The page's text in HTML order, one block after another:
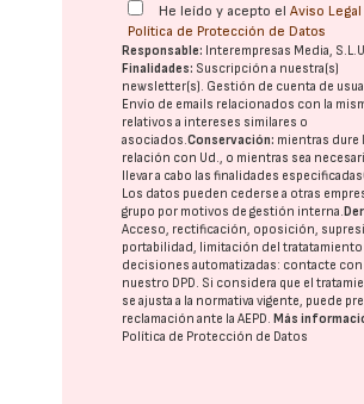
He leído y acepto elAviso Legal
Política de Protección de Datos
Responsable: Interempresas Media, S.L.U.
Finalidades: Suscripción a nuestra(s)
newsletter(s). Gestión de cuenta de
Envío de emails relacionados con la
relativos a intereses similares o
asociados.Conservación: mientras dure
relación con Ud., o mientras sea
llevar a cabo las finalidades especificadas
Los datos pueden cederse a otras
grupo por motivos de gestión interna.
Acceso, rectificación, oposición,
portabilidad, limitación del tratatamiento
decisiones automatizadas: contacte con
nuestro DPD . Si considera que el
se ajusta a la normativa vigente, puede
reclamación ante laAEPD .Más
Política de Protección de Datos